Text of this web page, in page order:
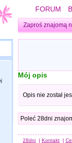
FORUM
Zaproś znajomą
Mój opis
Opis nie został
Poleć 28dni
28dni | Kontakt |